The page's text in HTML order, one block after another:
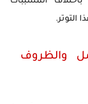
التوتر.
والظروف